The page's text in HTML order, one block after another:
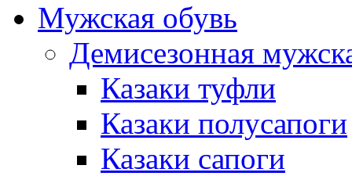
Мужская обувь
Демисезонная
Казаки туфли
Казаки полусапоги
Казаки сапоги